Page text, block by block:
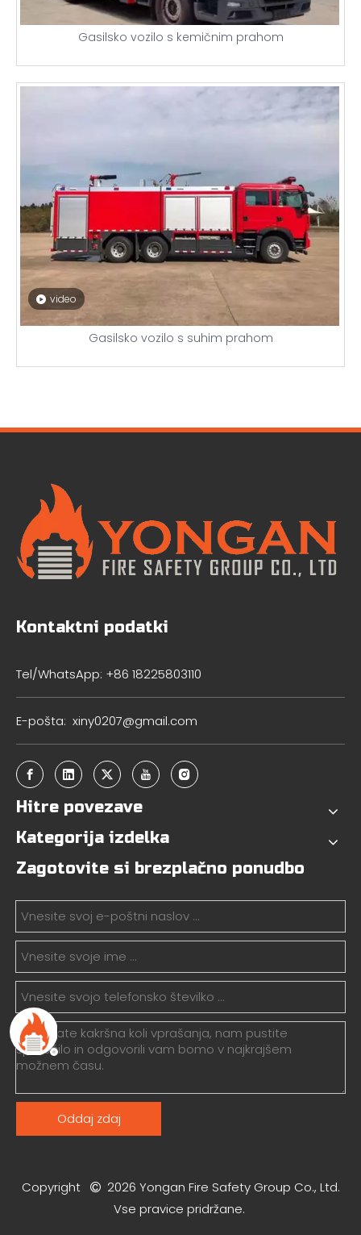
Gasilsko vozilo s kemičnim prahom
video
Gasilsko vozilo s suhim prahom
Kontaktni podatki
Tel/WhatsApp: +86 18225803110
E-pošta: xiny0207@gmail.com
Hitre povezave
Kategorija izdelka
Zagotovite si brezplačno ponudbo
Oddaj zdaj
Copyright  2026 Yongan Fire Safety Group Co., Ltd.
Vse pravice pridržane.